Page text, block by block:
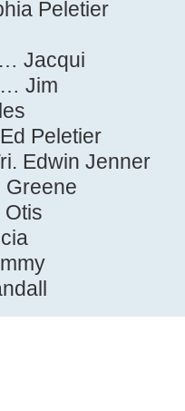
Peletier
Jacqui
… Jim
Peletier
Edwin Jenner